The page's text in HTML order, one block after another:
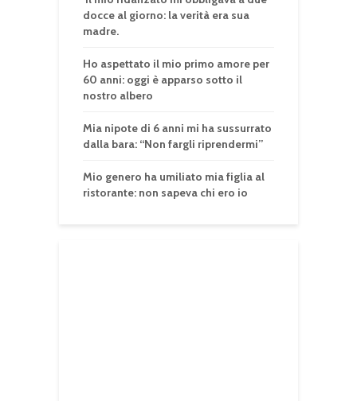
docce al giorno: la verità era sua
madre.
Ho aspettato il mio primo amore per
60 anni: oggi è apparso sotto il
nostro albero
Mia nipote di 6 anni mi ha sussurrato
dalla bara: “Non fargli riprendermi”
Mio genero ha umiliato mia figlia al
ristorante: non sapeva chi ero io